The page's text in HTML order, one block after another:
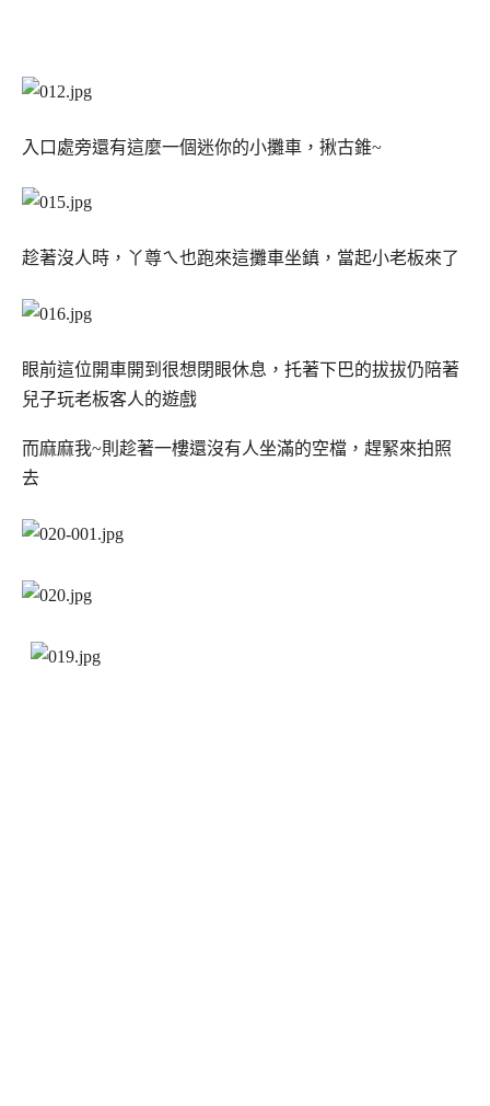
入口處旁還有這麼一個迷你的小攤車，揪古錐~
趁著沒人時，丫尊ㄟ也跑來這攤車坐鎮，當起小老板來了
眼前這位開車開到很想閉眼休息，托著下巴的拔拔仍陪著
兒子玩老板客人的遊戲
而麻麻我~則趁著一樓還沒有人坐滿的空檔，趕緊來拍照
去